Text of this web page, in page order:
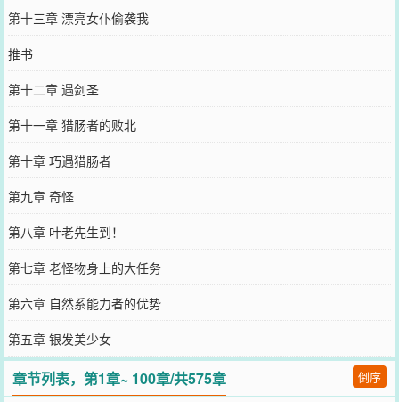
第十三章 漂亮女仆偷袭我
推书
第十二章 遇剑圣
第十一章 猎肠者的败北
第十章 巧遇猎肠者
第九章 奇怪
第八章 叶老先生到！
第七章 老怪物身上的大任务
第六章 自然系能力者的优势
第五章 银发美少女
章节列表，第1章~ 100章/共575章 倒序